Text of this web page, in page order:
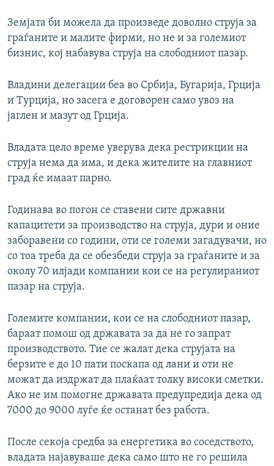
Земјата би можела да произведе доволно струја за
граѓаните и малите фирми, но не и за големиот
бизнис, кој набавува струја на слободниот пазар.
Владини делегации беа во Србија, Бугарија, Грција
и Турција, но засега е договорен само увоз на
јаглен и мазут од Грција.
Владата цело време уверува дека рестрикции на
струја нема да има, и дека жителите на главниот
град ќе имаат парно.
Годинава во погон се ставени сите државни
капацитети за производство на струја, дури и оние
заборавени со години, оти се големи загадувачи, но
со тоа треба да се обезбеди струја за граѓаните и за
околу 70 илјади компании кои се на регулираниот
пазар на струја.
Големите компании, кои се на слободниот пазар,
бараат помош од државата за да не го запрат
производството. Тие се жалат дека струјата на
берзите е до 10 пати поскапа од лани и оти не
можат да издржат да плаќаат толку високи сметки.
Ако не им помогне државата предупредија дека од
7000 до 9000 луѓе ќе останат без работа.
После секоја средба за енергетика во соседството,
владата најавуваше дека само што не го решила